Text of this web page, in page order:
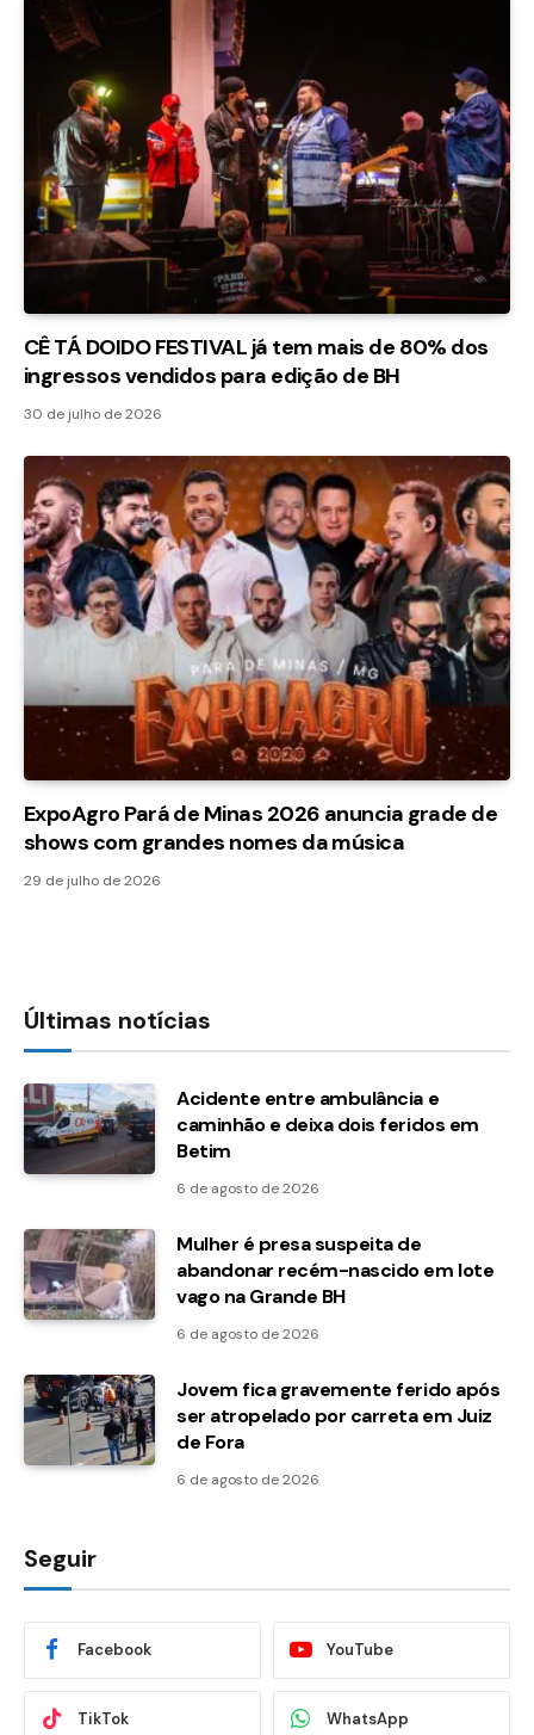
CÊ TÁ DOIDO FESTIVAL já tem mais de 80% dos
ingressos vendidos para edição de BH
30 de julho de 2026
ExpoAgro Pará de Minas 2026 anuncia grade de
shows com grandes nomes da música
29 de julho de 2026
Últimas notícias
Acidente entre ambulância e
caminhão e deixa dois feridos em
Betim
6 de agosto de 2026
Mulher é presa suspeita de
abandonar recém-nascido em lote
vago na Grande BH
6 de agosto de 2026
Jovem fica gravemente ferido após
ser atropelado por carreta em Juiz
de Fora
6 de agosto de 2026
Seguir
Facebook YouTube
TikTok WhatsApp